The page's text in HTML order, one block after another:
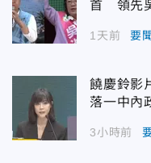
首 領先
1天前 要
饒慶鈴影
落一中內
3小時前